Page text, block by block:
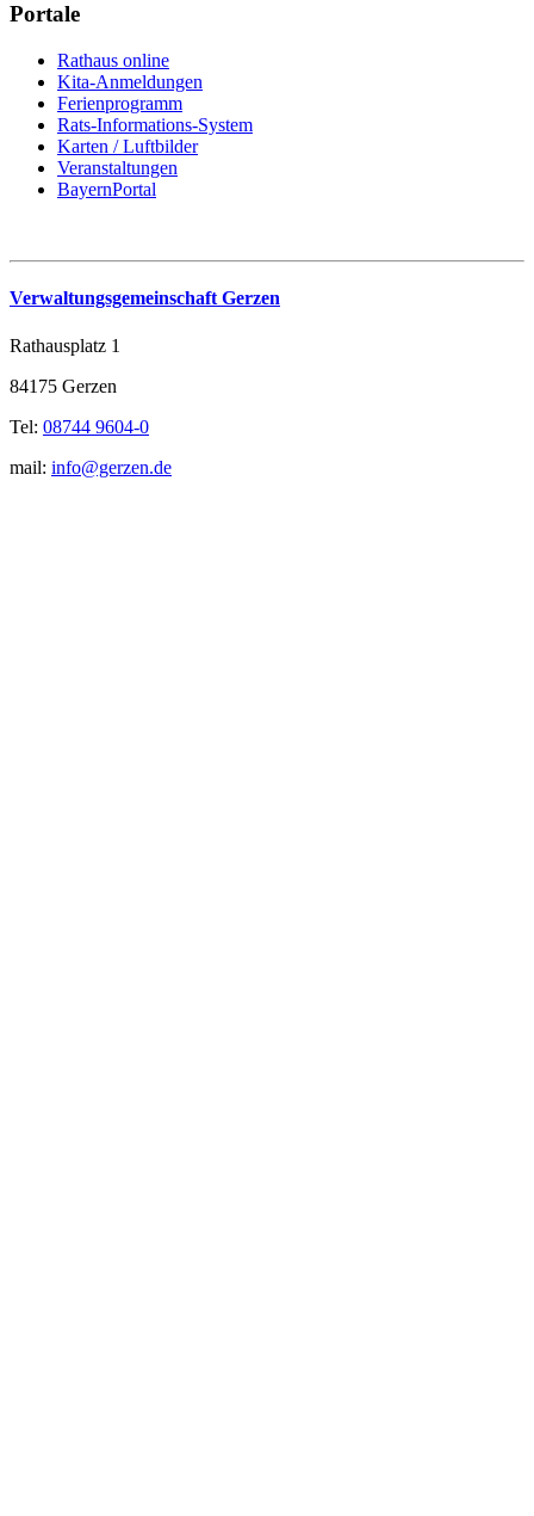
Portale
Rathaus online
Kita-Anmeldungen
Ferienprogramm
Rats-Informations-System
Karten / Luftbilder
Veranstaltungen
BayernPortal
Verwaltungsgemeinschaft Gerzen
Rathausplatz 1
84175 Gerzen
Tel: 08744 9604-0
mail: info@gerzen.de